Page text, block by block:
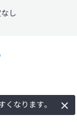
し
くなります。